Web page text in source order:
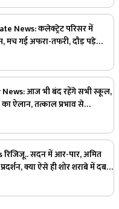
News: कलेक्ट्रेट परिसर में
मच गई अफरा-तफरी, दौड़ पड़े
पूरा मामला
आज भी बंद रहेंगे सभी स्कूल,
का ऐलान, तत्काल प्रभाव से
आदेश
सदन में आर-पार, अमित
क्या ऐसे ही शोर शराबे में दब